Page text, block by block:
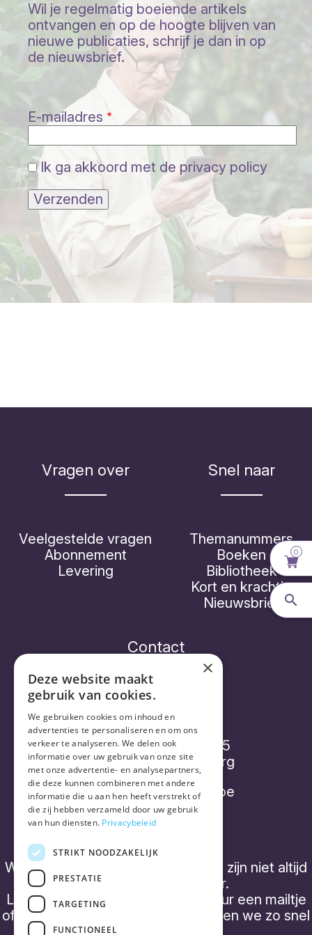
Wil je regelmatig boeiende artikels
ontvangen en op de hoogte blijven van
nieuwe publicaties, schrijf je dan in op
de nieuwsbrief.
E-mailadres
Ik ga akkoord met de privacy policy
Verzenden
Vragen over
Veelgestelde vragen
Abonnement
Levering
Snel naar
Themanummers
Boeken
Bibliotheek
Kort en krachtig
Nieuwsbrief
Contact
Vorthex Aequo bv
Diepenbroekstraatje 15
2220 Heist-op-den-Berg
info@placebonocebo.be
+32 (0) 490 21 62 07
We hebben geen 'kantooruren' en zijn niet altijd
telefonisch bereikbaar.
Laat een boodschap achter of stuur een mailtje
of een WhatsApp bericht, dan nemen we zo snel
mogelijk contact op.
0
×
Deze website maakt
gebruik van cookies.
We gebruiken cookies om inhoud en
advertenties te personaliseren en om ons
verkeer te analyseren. We delen ook
informatie over uw gebruik van onze site
met onze advertentie- en analysepartners,
die deze kunnen combineren met andere
informatie die u aan hen heeft verstrekt of
die zij hebben verzameld door uw gebruik
van hun diensten. Privacybeleid
STRIKT NOODZAKELIJK
PRESTATIE
TARGETING
FUNCTIONEEL